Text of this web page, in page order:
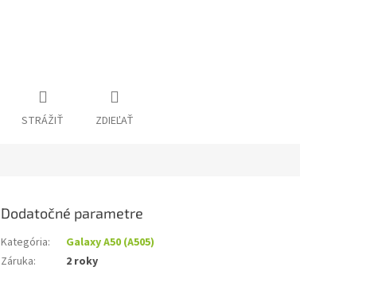
STRÁŽIŤ ZDIEĽAŤ
Dodatočné parametre
Kategória:
Galaxy A50 (A505)
Záruka: 2 roky